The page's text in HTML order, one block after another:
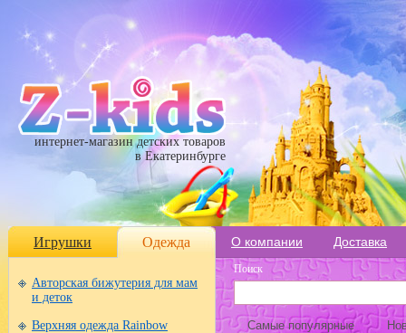
интернет-магазин детских товаров
в Екатеринбурге
Игрушки Одежда О компании Доставка
Авторская бижутерия для мам
и деток
Верхняя одежда Rainbow
Поиск
Самые популярные